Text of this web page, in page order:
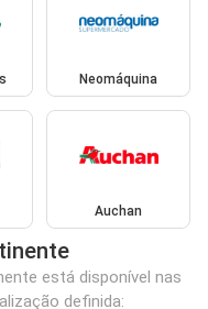
Neomáquina
Auchan
está disponível nas
definida: